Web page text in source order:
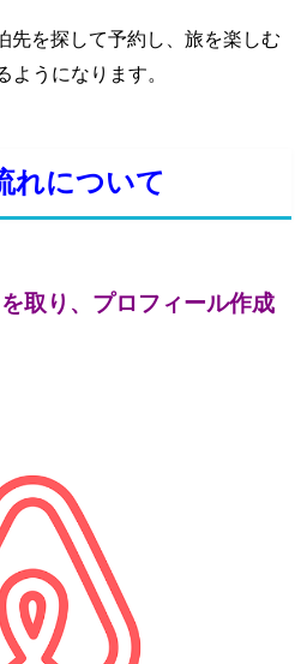
先を探して予約し、旅を楽しむ
ようになります。
れについて
取り、プロフィール作成